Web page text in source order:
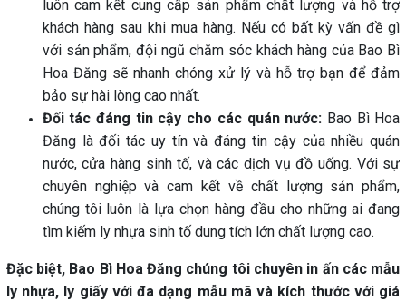
luôn cam kết cung cấp sản phẩm chất lượng và hỗ trợ
khách hàng sau khi mua hàng. Nếu có bất kỳ vấn đề gì
với sản phẩm, đội ngũ chăm sóc khách hàng của Bao Bì
Hoa Đăng sẽ nhanh chóng xử lý và hỗ trợ bạn để đảm
bảo sự hài lòng cao nhất.
Đối tác đáng tin cậy cho các quán nước: Bao Bì Hoa
Đăng là đối tác uy tín và đáng tin cậy của nhiều quán
nước, cửa hàng sinh tố, và các dịch vụ đồ uống. Với sự
chuyên nghiệp và cam kết về chất lượng sản phẩm,
chúng tôi luôn là lựa chọn hàng đầu cho những ai đang
tìm kiếm ly nhựa sinh tố dung tích lớn chất lượng cao.
Đặc biệt, Bao Bì Hoa Đăng chúng tôi chuyên in ấn các mẫu
ly nhựa, ly giấy với đa dạng mẫu mã và kích thước với giá